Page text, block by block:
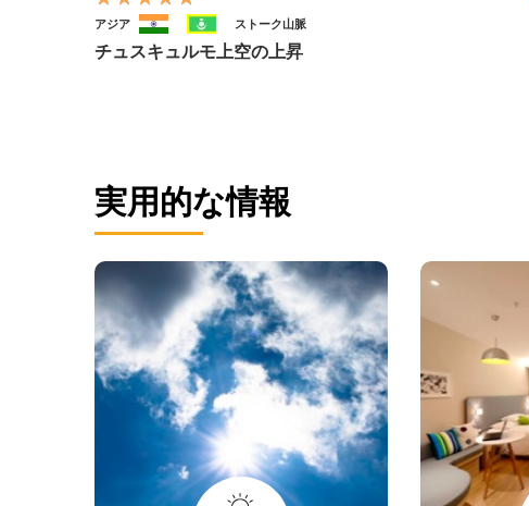
アジア ストーク山脈
チュスキュルモ上空の上昇
実用的な情報